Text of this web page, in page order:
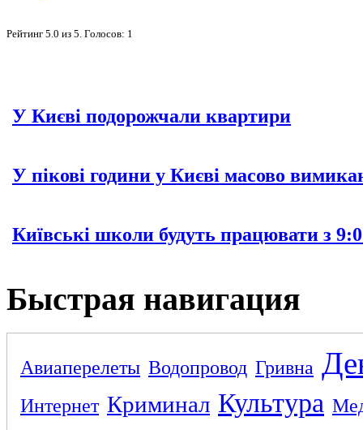
Рейтинг 5.0 из 5 . Голосов: 1
У Києві подорожчали квартири
У пікові години у Києві масово
Київські школи будуть працювати з
Быстрая навигация
Авиаперелеты Водопровод Гривна
Интернет Криминал Культура